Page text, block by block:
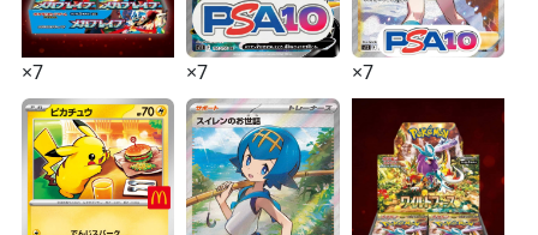
×7 ×7 ×7